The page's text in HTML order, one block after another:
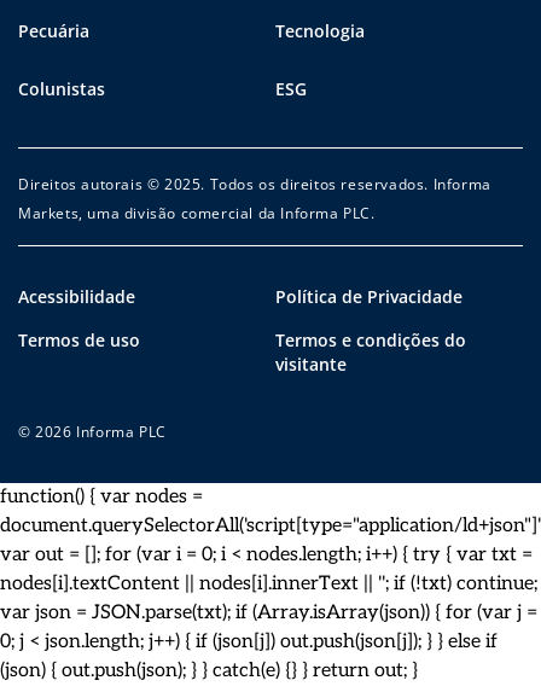
Pecuária Tecnologia
Colunistas ESG
Direitos autorais © 2025. Todos os direitos reservados. Informa
Markets, uma divisão comercial da Informa PLC.
Acessibilidade
Política de Privacidade
Termos de uso
Termos e condições do
visitante
© 2026 Informa PLC
function() { var nodes =
document.querySelectorAll('script[type="application/
var out = []; for (var i = 0; i < nodes.length; i++) { try { var txt =
nodes[i].textContent || nodes[i].innerText || ''; if (!txt) continue;
var json = JSON.parse(txt); if (Array.isArray(json)) { for (var j =
0; j < json.length; j++) { if (json[j]) out.push(json[j]); } } else if
(json) { out.push(json); } } catch(e) {} } return out; }